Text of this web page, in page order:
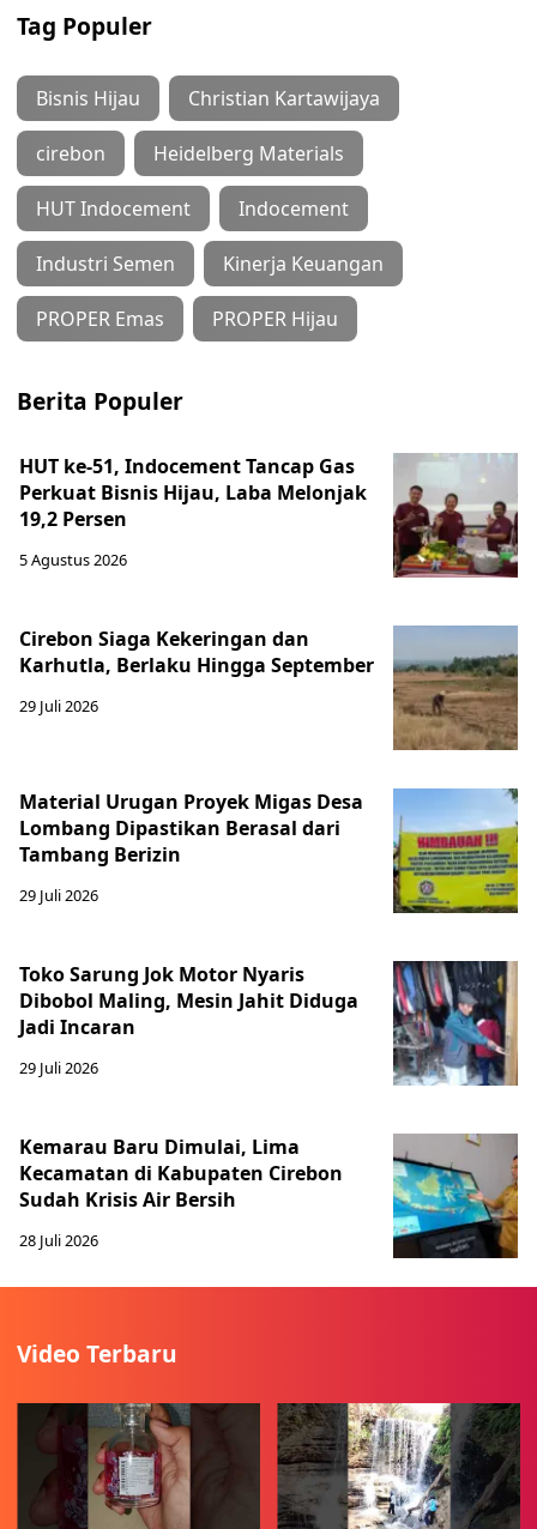
Tag Populer
Bisnis Hijau Christian Kartawijaya
cirebon Heidelberg Materials
HUT Indocement Indocement
Industri Semen Kinerja Keuangan
PROPER Emas PROPER Hijau
Berita Populer
HUT ke-51, Indocement Tancap Gas
Perkuat Bisnis Hijau, Laba Melonjak
19,2 Persen
5 Agustus 2026
Cirebon Siaga Kekeringan dan
Karhutla, Berlaku Hingga September
29 Juli 2026
Material Urugan Proyek Migas Desa
Lombang Dipastikan Berasal dari
Tambang Berizin
29 Juli 2026
Toko Sarung Jok Motor Nyaris
Dibobol Maling, Mesin Jahit Diduga
Jadi Incaran
29 Juli 2026
Kemarau Baru Dimulai, Lima
Kecamatan di Kabupaten Cirebon
Sudah Krisis Air Bersih
28 Juli 2026
Video Terbaru